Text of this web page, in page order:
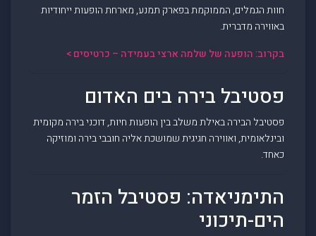
חוות הגמלים, הממוקמת בפארק תמנע, מארחת הופעות ייחודיות
באווירה מדברית.
בקרוב: הופעה של שלמה ארצי בעמידה – כרטיסים >
פסטיבל בירה בים האדום
פסטיבל הבירה באילת משלב בין הופעות חיות, דוכני בירה מקומית
ובינלאומית, ואווירה חגיגית שמושכת אליה חובבי בירה ומוזיקה
כאחד.
התימניאדה: פסטיבל הזמר
הים-תיכוני